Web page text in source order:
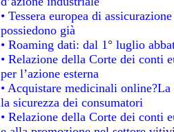
• Tessera europea di
possiedono già
• Roaming dati: dal 1° luglio
• Relazione della Corte dei conti
per l’azione esterna
• Acquistare medicinali
la sicurezza dei consumatori
• Relazione della Corte dei conti